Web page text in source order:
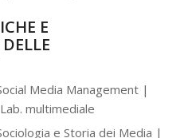
E
Media Management |
multimediale
e Storia dei Media |